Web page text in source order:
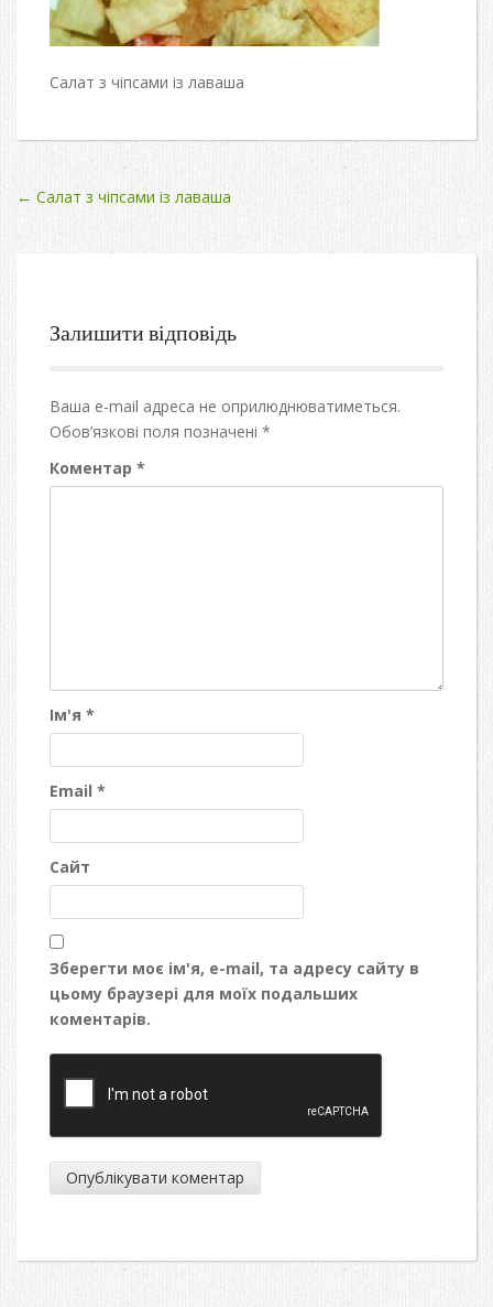
Салат з чіпсами із лаваша
Post
navigation
← Салат з чіпсами із лаваша
Залишити відповідь
Ваша e-mail адреса не оприлюднюватиметься.
Обов’язкові поля позначені *
Коментар *
Ім'я *
Email *
Сайт
Зберегти моє ім'я, e-mail, та адресу сайту в
цьому браузері для моїх подальших
коментарів.